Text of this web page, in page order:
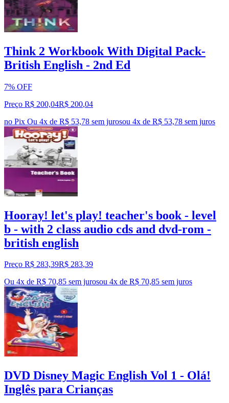
Think 2 Workbook With Digital Pack-
British English - 2nd Ed
7% OFF
Preço R$ 200,04R$ 200,04
no Pix Ou 4x de R$ 53,78 sem jurosou 4x de R$ 53,78 sem juros
Hooray! let's play! teacher's book - level
b - with 2 class audio cds and dvd-rom -
british english
Preço R$ 283,39R$ 283,39
Ou 4x de R$ 70,85 sem jurosou 4x de R$ 70,85 sem juros
DVD Disney Magic English Vol 1 - Olá!
Inglês para Crianças